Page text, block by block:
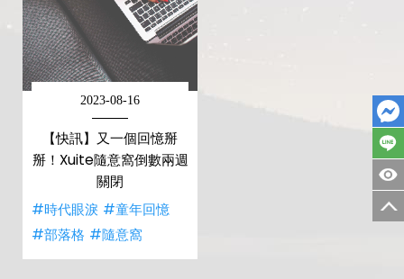
2023-08-16
【快訊】又一個回憶掰
掰！Xuite隨意窩倒數兩週
關閉
#時代眼淚 #童年回憶
#部落格 #隨意窩